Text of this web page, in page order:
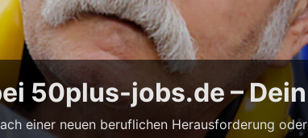
50plus-jobs.de –
einer neuen beruflichen Herausforderung